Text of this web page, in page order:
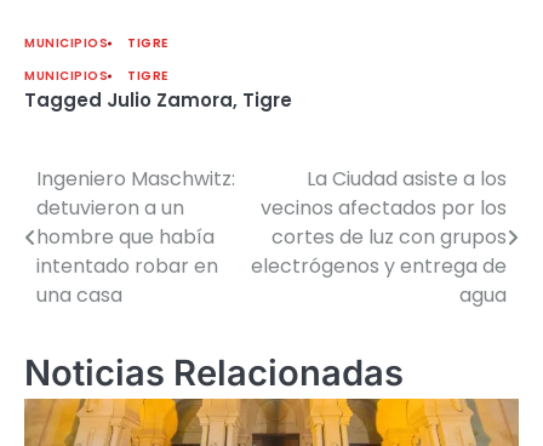
MUNICIPIOS
TIGRE
MUNICIPIOS
TIGRE
Tagged Julio Zamora, Tigre
Navegación
de
entradas
Ingeniero Maschwitz:
detuvieron a un
hombre que había
intentado robar en
una casa
La Ciudad asiste a los
vecinos afectados por los
cortes de luz con grupos
electrógenos y entrega de
agua
Noticias Relacionadas